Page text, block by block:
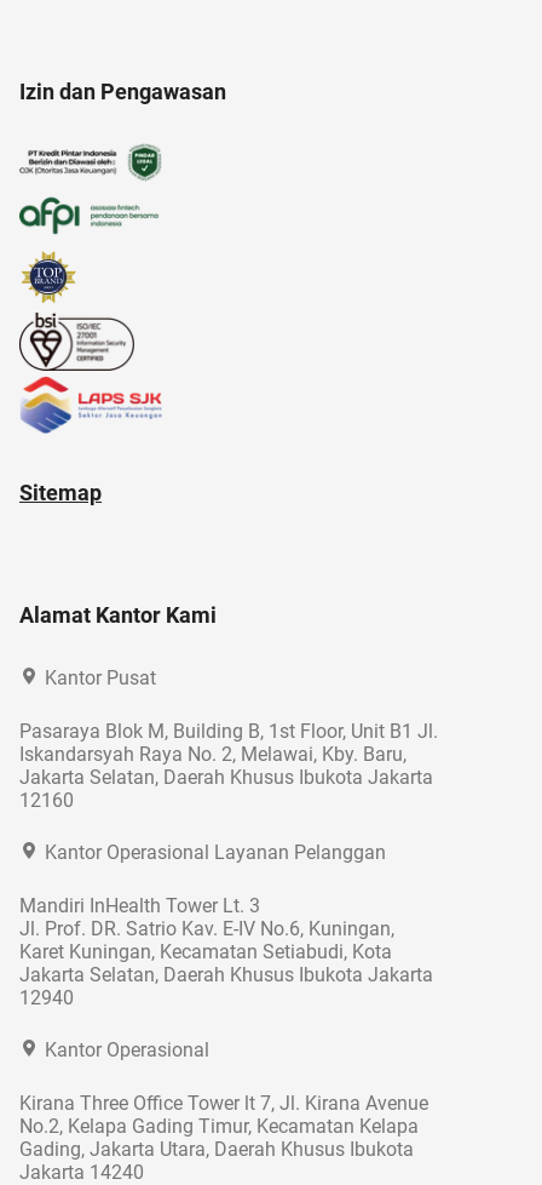
alat masak
Izin dan Pengawasan
Sitemap
Alamat Kantor Kami
Kantor Pusat
Pasaraya Blok M, Building B, 1st Floor, Unit B1 Jl.
Iskandarsyah Raya No. 2, Melawai, Kby. Baru,
Jakarta Selatan, Daerah Khusus Ibukota Jakarta
12160
Kantor Operasional Layanan Pelanggan
Mandiri InHealth Tower Lt. 3
Jl. Prof. DR. Satrio Kav. E-IV No.6, Kuningan,
Karet Kuningan, Kecamatan Setiabudi, Kota
Jakarta Selatan, Daerah Khusus Ibukota Jakarta
12940
Kantor Operasional
Kirana Three Office Tower lt 7, Jl. Kirana Avenue
No.2, Kelapa Gading Timur, Kecamatan Kelapa
Gading, Jakarta Utara, Daerah Khusus Ibukota
Jakarta 14240